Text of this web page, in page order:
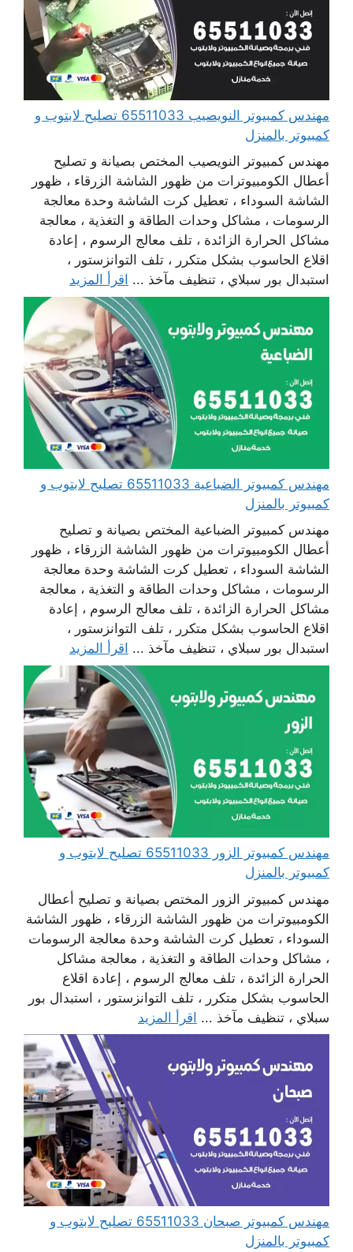
مهندس كمبيوتر النويصيب 65511033 تصليح لابتوب و
كمبيوتر بالمنزل
مهندس كمبيوتر النويصيب المختص بصيانة و تصليح
أعطال الكومبيوترات من ظهور الشاشة الزرقاء ، ظهور
الشاشة السوداء ، تعطيل كرت الشاشة وحدة معالجة
الرسومات ، مشاكل وحدات الطاقة و التغذية ، معالجة
مشاكل الحرارة الزائدة ، تلف معالج الرسوم ، إعادة
اقلاع الحاسوب بشكل متكرر ، تلف التوانزستور ،
استبدال بور سبلاي ، تنظيف مآخذ ... اقرأ المزيد
مهندس كمبيوتر الضباعية 65511033 تصليح لابتوب و
كمبيوتر بالمنزل
مهندس كمبيوتر الضباعية المختص بصيانة و تصليح
أعطال الكومبيوترات من ظهور الشاشة الزرقاء ، ظهور
الشاشة السوداء ، تعطيل كرت الشاشة وحدة معالجة
الرسومات ، مشاكل وحدات الطاقة و التغذية ، معالجة
مشاكل الحرارة الزائدة ، تلف معالج الرسوم ، إعادة
اقلاع الحاسوب بشكل متكرر ، تلف التوانزستور ،
استبدال بور سبلاي ، تنظيف مآخذ ... اقرأ المزيد
مهندس كمبيوتر الزور 65511033 تصليح لابتوب و
كمبيوتر بالمنزل
مهندس كمبيوتر الزور المختص بصيانة و تصليح أعطال
الكومبيوترات من ظهور الشاشة الزرقاء ، ظهور الشاشة
السوداء ، تعطيل كرت الشاشة وحدة معالجة الرسومات
، مشاكل وحدات الطاقة و التغذية ، معالجة مشاكل
الحرارة الزائدة ، تلف معالج الرسوم ، إعادة اقلاع
الحاسوب بشكل متكرر ، تلف التوانزستور ، استبدال بور
سبلاي ، تنظيف مآخذ ... اقرأ المزيد
مهندس كمبيوتر صبحان 65511033 تصليح لابتوب و
كمبيوتر بالمنزل